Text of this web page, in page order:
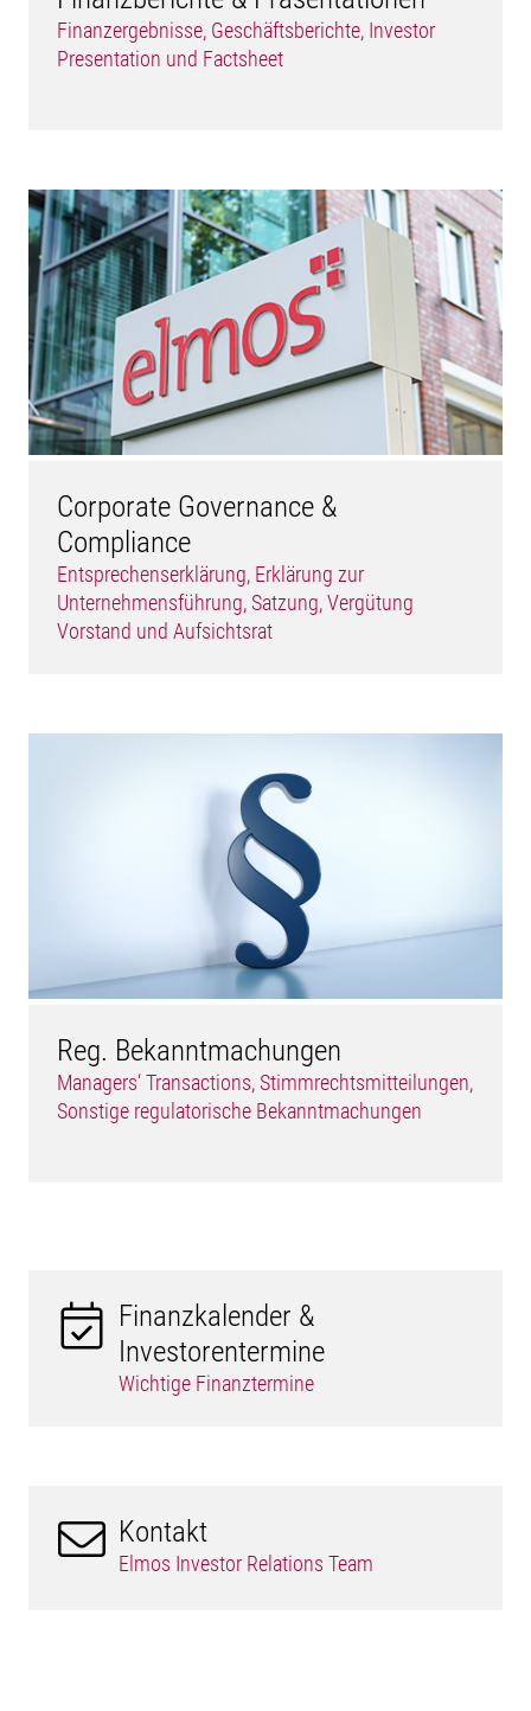
Finanzergebnisse, Geschäftsberichte, Investor
Presentation und Factsheet
Corporate Governance &
Compliance
Entsprechenserklärung, Erklärung zur
Unternehmensführung, Satzung, Vergütung
Vorstand und Aufsichtsrat
Reg. Bekanntmachungen
Managers‘ Transactions, Stimmrechtsmitteilungen,
Sonstige regulatorische Bekanntmachungen
Finanzkalender &
Investorentermine
Wichtige Finanztermine
Kontakt
Elmos Investor Relations Team